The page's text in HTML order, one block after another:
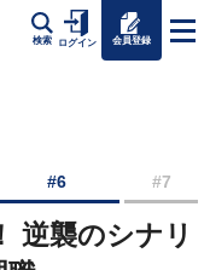
検索 ログイン 会員登録
#6 #7
逆襲のシナリ